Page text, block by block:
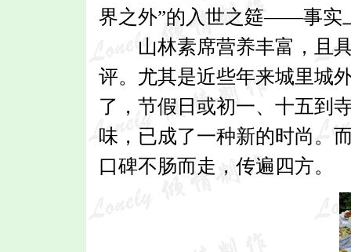
界之外”的入世之筵——事实
山林素席营养丰富，且具
评。尤其是近些年来城里城
了，节假日或初一、十五到
味，已成了一种新的时尚。
口碑不肠而走，传遍四方。